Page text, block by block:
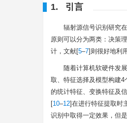
1. 引言
辐射源信号识别研究
原则可以分为两类：决策
计，文献[5–7]则很好地利
随着计算机软硬件发
取、特征选择及模型构建
的统计特征、变换特征及
[10–12]在进行特征提取时
识别中取得一定效果，但